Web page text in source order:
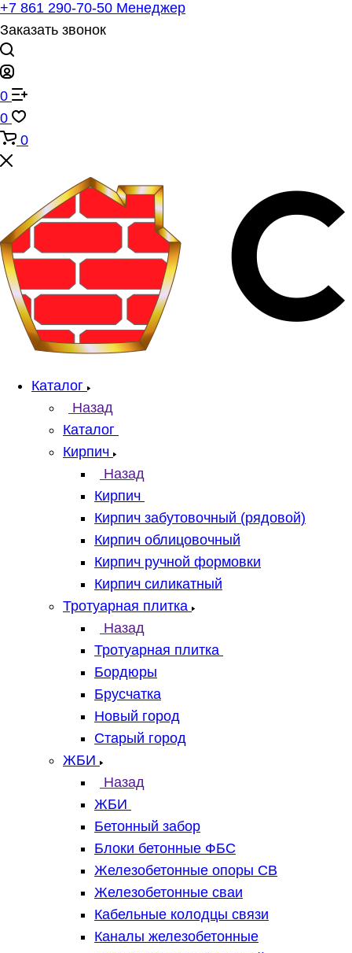
+7 861 290-70-50 Менеджер
Заказать звонок
0
0
0
Каталог
Назад
Каталог
Кирпич
Назад
Кирпич
Кирпич забутовочный (рядовой)
Кирпич облицовочный
Кирпич ручной формовки
Кирпич силикатный
Тротуарная плитка
Назад
Тротуарная плитка
Бордюры
Брусчатка
Новый город
Старый город
ЖБИ
Назад
ЖБИ
Бетонный забор
Блоки бетонные ФБС
Железобетонные опоры СВ
Железобетонные сваи
Кабельные колодцы связи
Каналы железобетонные